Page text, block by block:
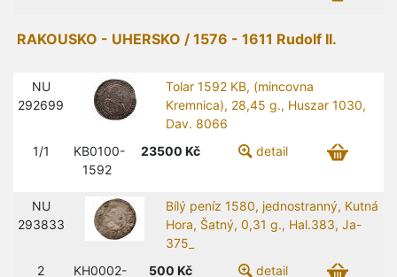
RAKOUSKO - UHERSKO / 1576 - 1611 Rudolf II.
NU
292699
Tolar 1592 KB, (mincovna
Kremnica), 28,45 g., Huszar 1030,
Dav. 8066
1/1
KB0100-
1592
23500 Kč detail
NU
293833
Bílý peníz 1580, jednostranný, Kutná
Hora, Šatný, 0,31 g., Hal.383, Ja-
375_
2
KH0002- 500 Kč detail